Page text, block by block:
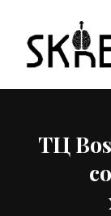
ТЦ